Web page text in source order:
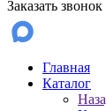
Заказать звонок
Главная
Каталог